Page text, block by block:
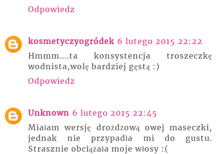
Odpowiedz
kosmetyczyogródek 6 lutego 2015 22:22
Hmmm....ta konsystencja troszeczkę
wodnista,wolę bardziej gęstą :)
Odpowiedz
Unknown 6 lutego 2015 22:45
Miałam wersję drożdżową owej maseczki,
jednak nie przypadła mi do gustu.
Strasznie obciążała moje włosy :(